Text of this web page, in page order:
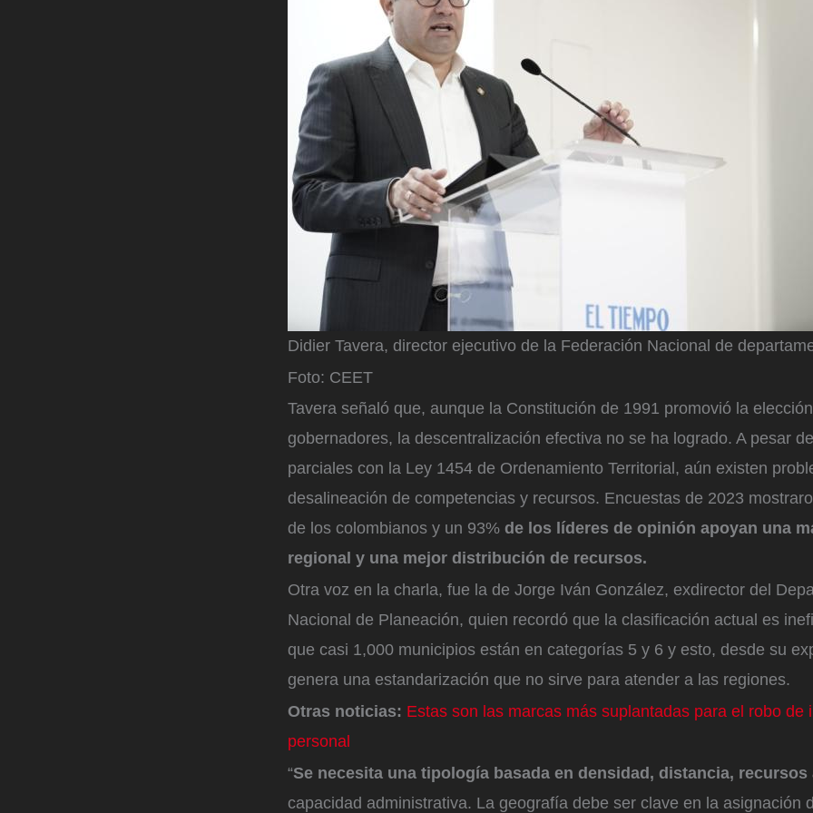
Didier Tavera, director ejecutivo de la Federación Nacional de
Foto: CEET
Tavera señaló que, aunque la Constitución de 1991 promovió la
gobernadores, la descentralización efectiva no se ha logrado. A pesar
parciales con la Ley 1454 de Ordenamiento Territorial, aún existen
desalineación de competencias y recursos. Encuestas de 2023
de los colombianos y un 93% de los líderes de opinión apoyan una
regional y una mejor distribución de recursos.
Otra voz en la charla, fue la de Jorge Iván González, exdirector del
Nacional de Planeación, quien recordó que la clasificación actual es
que casi 1,000 municipios están en categorías 5 y 6 y esto, desde su
genera una estandarización que no sirve para atender a las regiones.
Otras noticias: Estas son las marcas más suplantadas para el robo de
personal
“Se necesita una tipología basada en densidad, distancia, recursos
capacidad administrativa. La geografía debe ser clave en la asignación